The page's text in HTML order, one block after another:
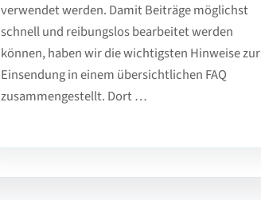
verwendet werden. Damit Beiträge möglichst
schnell und reibungslos bearbeitet werden
können, haben wir die wichtigsten Hinweise zur
Einsendung in einem übersichtlichen FAQ
zusammengestellt. Dort …